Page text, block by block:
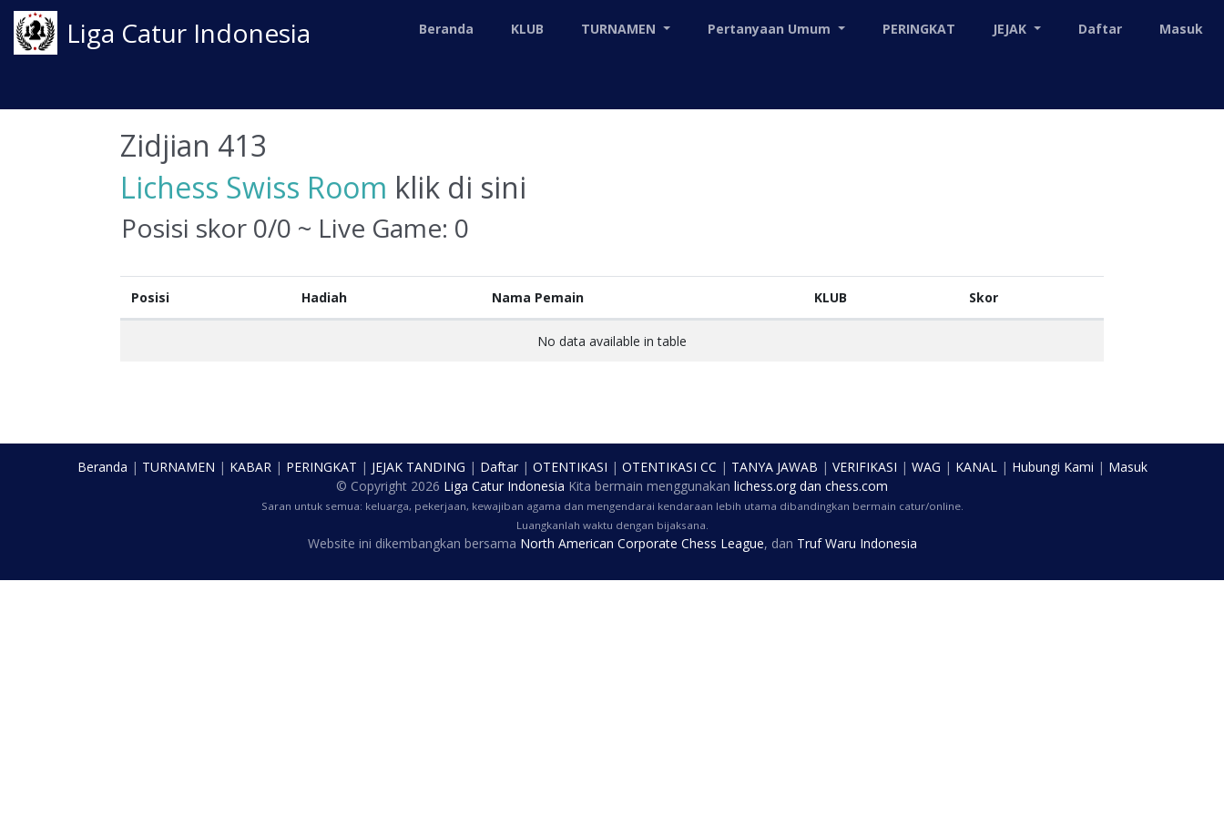
Liga Catur Indonesia Beranda KLUB TURNAMEN Pertanyaan Umum PERINGKAT JEJAK Daftar Masuk
Zidjian 413
Lichess Swiss Room klik di sini
Posisi skor 0/0 ~ Live Game: 0
Posisi Hadiah Nama Pemain KLUB Skor
No data available in table
Beranda | TURNAMEN | KABAR| PERINGKAT | JEJAK TANDING | Daftar| OTENTIKASI | OTENTIKASI CC | TANYA JAWAB | VERIFIKASI | WAG | KANAL| Hubungi Kami | Masuk
© Copyright 2026 Liga Catur Indonesia Kita bermain menggunakan lichess.org dan chess.com
Saran untuk semua: keluarga, pekerjaan, kewajiban agama dan mengendarai kendaraan lebih utama dibandingkan bermain catur/online.
Luangkanlah waktu dengan bijaksana.
Website ini dikembangkan bersama North American Corporate Chess League, dan Truf Waru Indonesia